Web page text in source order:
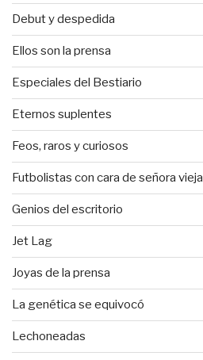
Debut y despedida
Ellos son la prensa
Especiales del Bestiario
Eternos suplentes
Feos, raros y curiosos
Futbolistas con cara de señora vieja
Genios del escritorio
Jet Lag
Joyas de la prensa
La genética se equivocó
Lechoneadas